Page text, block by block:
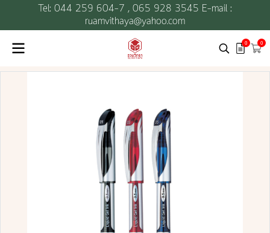
Tel: 044 259 604-7 , 065 928 3545 E-mail :
ruamvithaya@yahoo.com
0 0